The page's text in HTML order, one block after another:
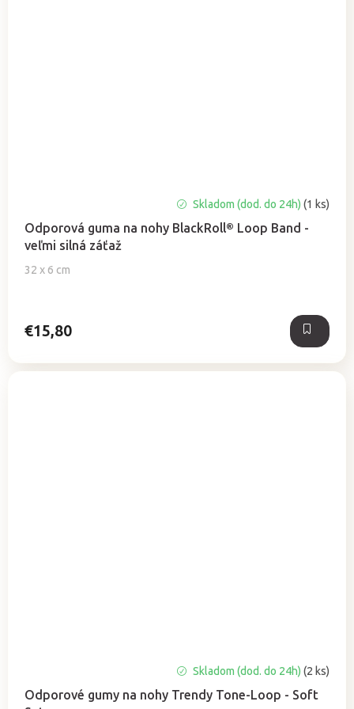
Odporová guma na nohy BlackRoll® Loop Band -
veľmi silná záťaž
32 x 6 cm
Skladom (dod. do 24h) (1 ks)
€15,80
Odporové gumy na nohy Trendy Tone-Loop - Soft
hodnotenie
produktu
Skladom (dod. do 24h)(2 ks)